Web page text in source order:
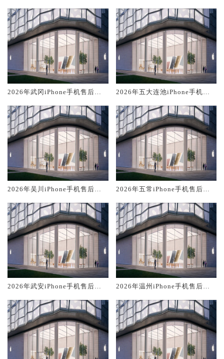
口碑排名对比知名
口碑排名对比知名
2026年武冈iPhone手机售后服
口碑排名对比知名
2026年五大连池iPhone手机售
评测口碑排名对比知名
2026年吴川iPhone手机售后服
口碑排名对比知名
2026年五常iPhone手机售后服
口碑排名对比知名
2026年武安iPhone手机售后服
口碑排名对比知名
2026年温州iPhone手机售后服
口碑排名对比知名